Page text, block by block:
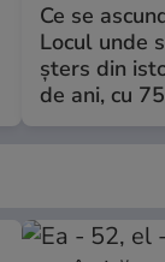
Ce se
Locul unde
șters din
de ani, cu